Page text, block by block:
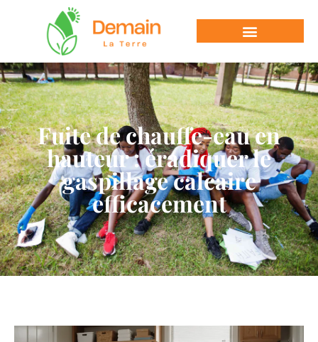
Fuite de chauffe-eau en
hauteur : éradiquer le
gaspillage calcaire
efficacement